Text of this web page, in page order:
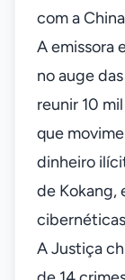
com a
A emissora
no auge
reunir 10
que
dinheiro
de Kokang,
A Justiça